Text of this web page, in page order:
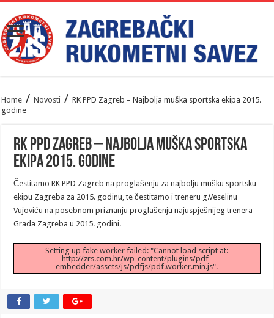
Home / Novosti / RK PPD Zagreb – Najbolja muška sportska ekipa 2015.
godine
RK PPD Zagreb – Najbolja muška sportska
ekipa 2015. godine
Čestitamo RK PPD Zagreb na proglašenju za najbolju mušku sportsku
ekipu Zagreba za 2015. godinu, te čestitamo i treneru g.Veselinu
Vujoviću na posebnom priznanju proglašenju najuspješnijeg trenera
Grada Zagreba u 2015. godini.
Setting up fake worker failed: "Cannot load script at:
http://zrs.com.hr/wp-content/plugins/pdf-
embedder/assets/js/pdfjs/pdf.worker.min.js".